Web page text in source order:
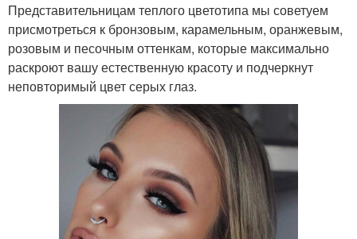
Представительницам теплого цветотипа мы советуем
присмотреться к бронзовым, карамельным, оранжевым,
розовым и песочным оттенкам, которые максимально
раскроют вашу естественную красоту и подчеркнут
неповторимый цвет серых глаз.